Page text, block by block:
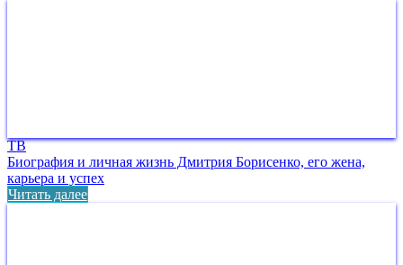
ТВ
Биография и личная жизнь Дмитрия Борисенко, его жена,
карьера и успех
Читать далее